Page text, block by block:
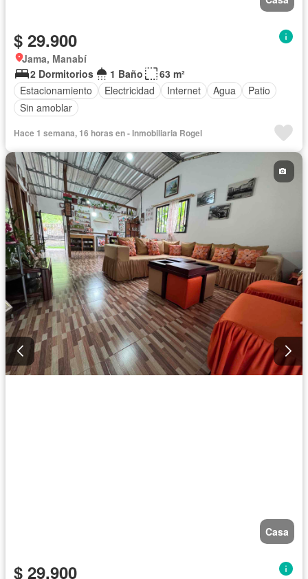
$ 29.900
Jama, Manabí
2 Dormitorios
1 Baño
63 m²
Estacionamiento
Electricidad Internet Agua
Patio
Sin amoblar
Hace 1 semana, 16 horas en - Inmobiliaria Rogel
Casa
$ 29.900